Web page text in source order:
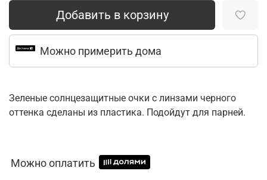
Добавить в корзину
Можно примерить дома
Зеленые солнцезащитные очки с линзами черного
оттенка сделаны из пластика. Подойдут для парней.
Можно оплатить